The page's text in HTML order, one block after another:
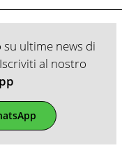
ultime news di
al nostro